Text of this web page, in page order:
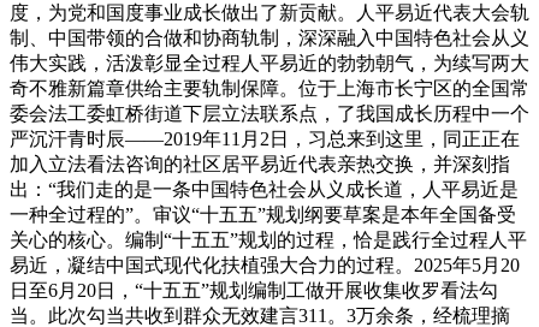
度，为党和国度事业成长做出了新贡献。人平易近代表大会轨
制、中国带领的合做和协商轨制，深深融入中国特色社会从义
伟大实践，活泼彰显全过程人平易近的勃勃朝气，为续写两大
奇不雅新篇章供给主要轨制保障。位于上海市长宁区的全国常
委会法工委虹桥街道下层立法联系点，了我国成长历程中一个
严沉汗青时辰——2019年11月2日，习总来到这里，同正正在
加入立法看法咨询的社区居平易近代表亲热交换，并深刻指
出：“我们走的是一条中国特色社会从义成长道，人平易近是
一种全过程的”。审议“十五五”规划纲要草案是本年全国备受
关心的核心。编制“十五五”规划的过程，恰是践行全过程人平
易近，凝结中国式现代化扶植强大合力的过程。2025年5月20
日至6月20日，“十五五”规划编制工做开展收集收罗看法勾
当。此次勾当共收到群众无效建言311。3万余条，经梳理摘